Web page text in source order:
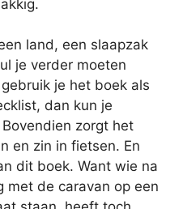
land, een slaapzak
je verder moeten
je het boek als
dan kun je
zorgt het
en zin in fietsen. En
dit boek. Want wie na
met de caravan op een